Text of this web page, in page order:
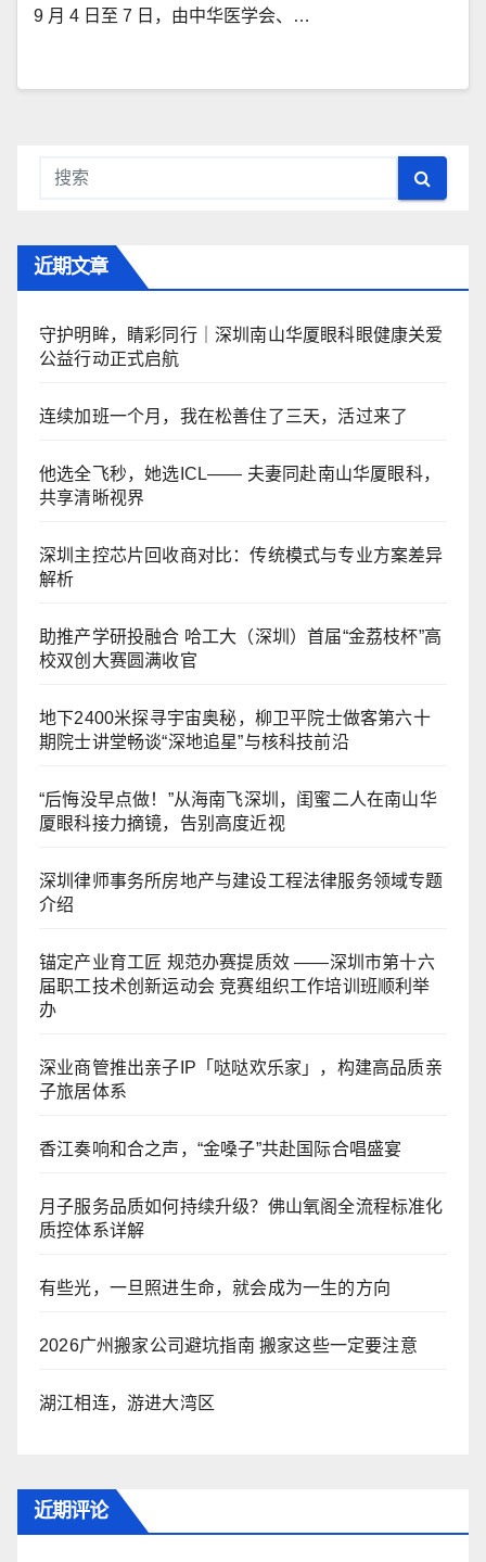
9 月 4 日至 7 日，由中华医学会、…
近期文章
守护明眸，睛彩同行｜深圳南山华厦眼科眼健康关爱
公益行动正式启航
连续加班一个月，我在松善住了三天，活过来了
他选全飞秒，她选ICL—— 夫妻同赴南山华厦眼科，
共享清晰视界
深圳主控芯片回收商对比：传统模式与专业方案差异
解析
助推产学研投融合 哈工大（深圳）首届“金荔枝杯”高
校双创大赛圆满收官
地下2400米探寻宇宙奥秘，柳卫平院士做客第六十
期院士讲堂畅谈“深地追星”与核科技前沿
“后悔没早点做！”从海南飞深圳，闺蜜二人在南山华
厦眼科接力摘镜，告别高度近视
深圳律师事务所房地产与建设工程法律服务领域专题
介绍
锚定产业育工匠 规范办赛提质效 ——深圳市第十六
届职工技术创新运动会 竞赛组织工作培训班顺利举
办
深业商管推出亲子IP「哒哒欢乐家」，构建高品质亲
子旅居体系
香江奏响和合之声，“金嗓子”共赴国际合唱盛宴
月子服务品质如何持续升级？佛山氧阁全流程标准化
质控体系详解
有些光，一旦照进生命，就会成为一生的方向
2026广州搬家公司避坑指南 搬家这些一定要注意
湖江相连，游进大湾区
近期评论